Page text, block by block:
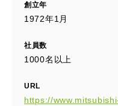
創立年
1972年1月
社員数
1000名以上
URL
https://